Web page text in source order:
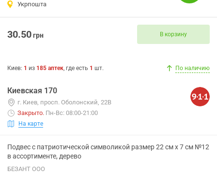
Укрпошта
30.50грн В корзину
Киев: 1 из 185 аптек, где есть 1 шт. По наличию
Киевская 170
г. Киев, просп. Оболонский, 22В
Закрыто. Пн-Вс: 08:00-21:00
На карте
Подвес с патриотической символикой размер 22 см х 7 см №12
в ассортименте, дерево
БЕЗАНТ ООО